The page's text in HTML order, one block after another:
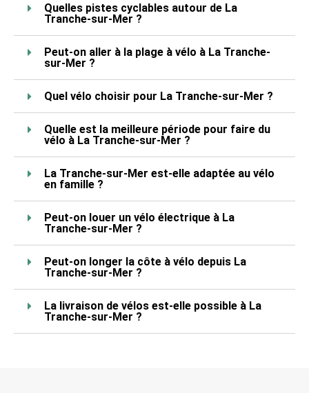
Quelles pistes cyclables autour de La
Tranche-sur-Mer ?
Peut-on aller à la plage à vélo à La Tranche-
sur-Mer ?
Quel vélo choisir pour La Tranche-sur-Mer ?
Quelle est la meilleure période pour faire du
vélo à La Tranche-sur-Mer ?
La Tranche-sur-Mer est-elle adaptée au vélo
en famille ?
Peut-on louer un vélo électrique à La
Tranche-sur-Mer ?
Peut-on longer la côte à vélo depuis La
Tranche-sur-Mer ?
La livraison de vélos est-elle possible à La
Tranche-sur-Mer ?